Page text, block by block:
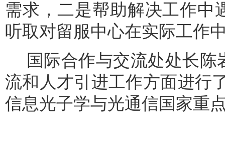
需求，二是帮助解决工作中
听取对留服中心在实际工作
国际合作与交流处处长
流和人才引进工作方面进
信息光子学与光通信国家重